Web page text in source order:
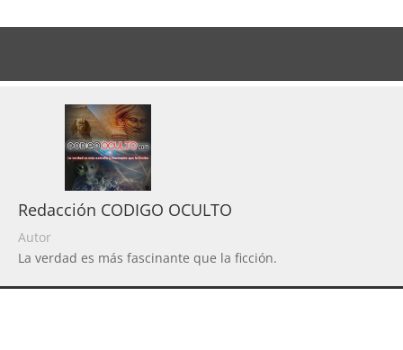
Redacción CODIGO OCULTO
Autor
La verdad es más fascinante que la ficción.